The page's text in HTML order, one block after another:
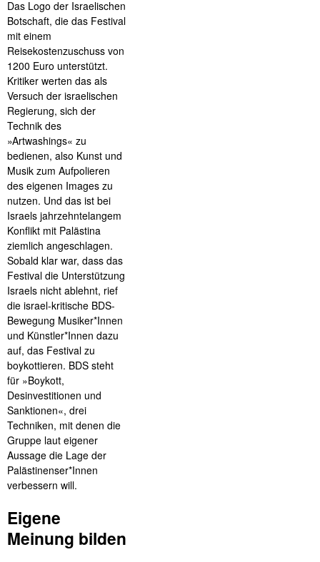
Das Logo der Israelischen
Botschaft, die das Festival
mit einem
Reisekostenzuschuss von
1200 Euro unterstützt.
Kritiker werten das als
Versuch der israelischen
Regierung, sich der
Technik des
»Artwashings« zu
bedienen, also Kunst und
Musik zum Aufpolieren
des eigenen Images zu
nutzen. Und das ist bei
Israels jahrzehntelangem
Konflikt mit Palästina
ziemlich angeschlagen.
Sobald klar war, dass das
Festival die Unterstützung
Israels nicht ablehnt, rief
die israel-kritische BDS-
Bewegung Musiker*Innen
und Künstler*Innen dazu
auf, das Festival zu
boykottieren. BDS steht
für »Boykott,
Desinvestitionen und
Sanktionen«, drei
Techniken, mit denen die
Gruppe laut eigener
Aussage die Lage der
Palästinenser*Innen
verbessern will.
Eigene
Meinung bilden